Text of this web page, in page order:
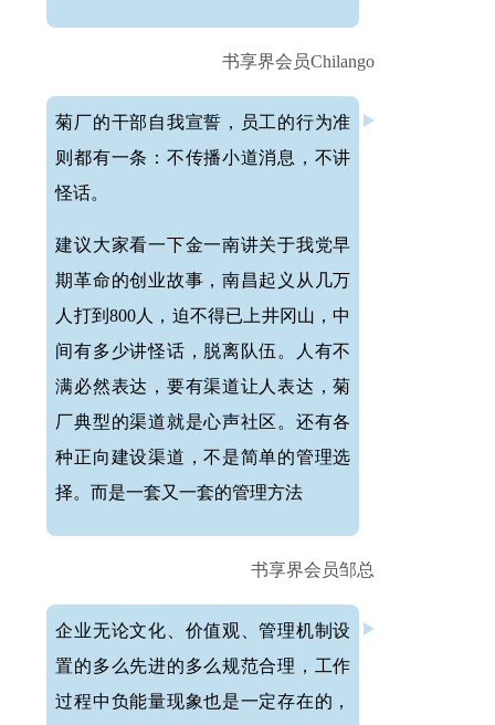
书享界会员Chilango
菊厂的干部自我宣誓，员工的行为准
则都有一条：不传播小道消息，不讲
怪话。
建议大家看一下金一南讲关于我党早
期革命的创业故事，南昌起义从几万
人打到800人，迫不得已上井冈山，中
间有多少讲怪话，脱离队伍。人有不
满必然表达，要有渠道让人表达，菊
厂典型的渠道就是心声社区。还有各
种正向建设渠道，不是简单的管理选
择。而是一套又一套的管理方法
书享界会员邹总
企业无论文化、价值观、管理机制设
置的多么先进的多么规范合理，工作
过程中负能量现象也是一定存在的，